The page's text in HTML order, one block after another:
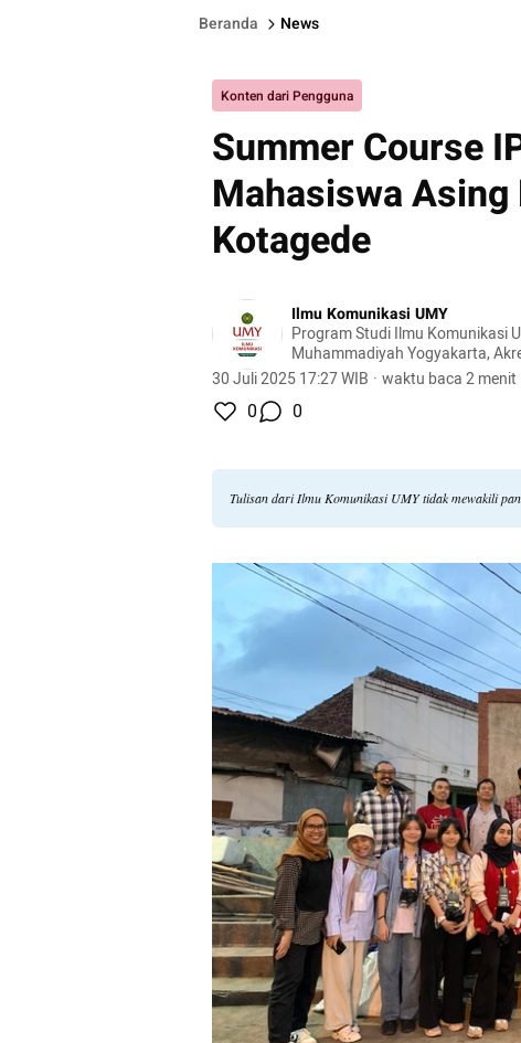
Beranda News
Konten dari Pengguna
Summer Course
Mahasiswa
Kotagede
Ilmu Komunikasi UMY
Program Studi Ilmu Komunikasi
Muhammadiyah Yogyakarta,
Sertifikasi Kompetensi Badan
Mendunia dengan Kompetensi
30 Juli 2025 17:27 WIB · waktu baca 2 menit
0 0
Tulisan dari Ilmu Komunikasi UMY tidak mewakili